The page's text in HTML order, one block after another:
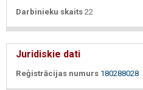
Darbinieku skaits 22
Juridiskie dati
Reģistrācijas numurs 180288028